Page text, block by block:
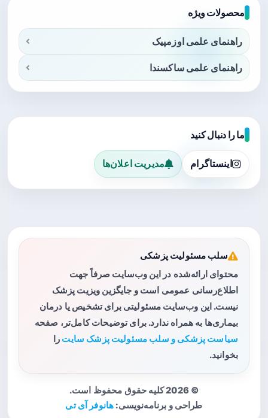
محصولات ویژه
راهنمای علمی اوزمپیک
راهنمای علمی ساکسندا
ما را دنبال کنید
اینستاگرام مدیریت اعلان‌ها
سلب مسئولیت پزشکی
محتوای ارائه‌شده در این وب‌سایت صرفاً جهت
اطلاع‌رسانی عمومی است و جایگزین ویزیت پزشک
نیست. این وب‌سایت مسئولیتی برای تشخیص یا درمان
بیماری‌ها به همراه ندارد. برای توضیحات کامل‌تر، صفحه
سیاست پزشکی و سلب مسئولیت پزشک سایت را
بخوانید.
© 2026 کلیه حقوق محفوظ است.
طراحی و برنامه‌نویسی: هانوفر آی تی